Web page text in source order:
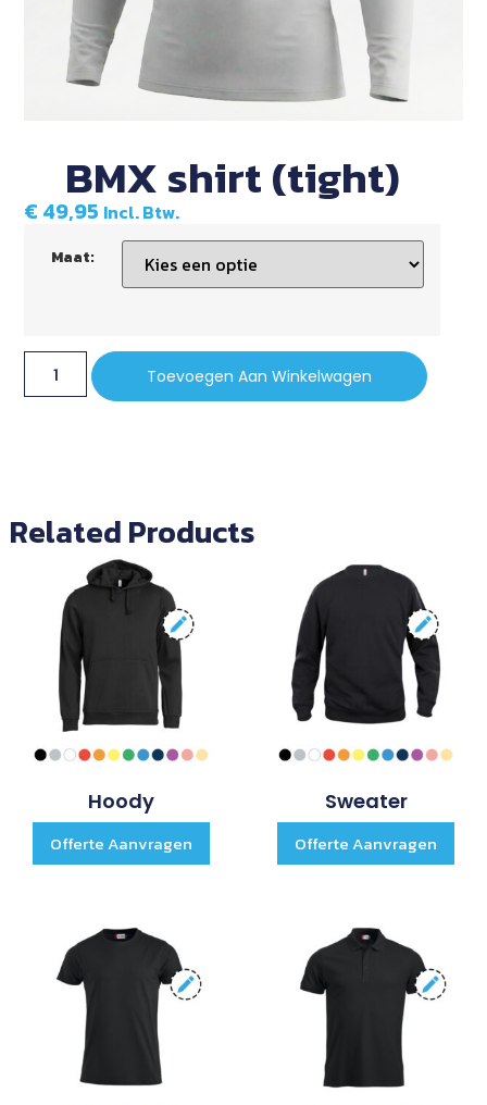
BMX shirt (tight)
€ 49,95 Incl. Btw.
Maat:
Toevoegen Aan Winkelwagen
Related Products
Hoody
Offerte Aanvragen
Sweater
Offerte Aanvragen